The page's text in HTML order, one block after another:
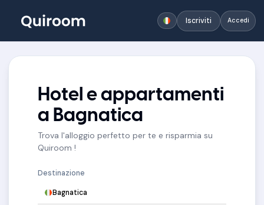
Iscriviti Accedi
Hotel e appartamenti
a Bagnatica
Trova l'alloggio perfetto per te e risparmia su
Quiroom !
Destinazione
Bagnatica